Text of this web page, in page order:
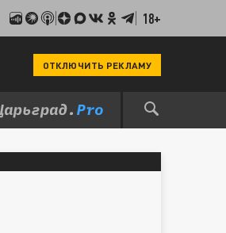
18+
ОТКЛЮЧИТЬ РЕКЛАМУ